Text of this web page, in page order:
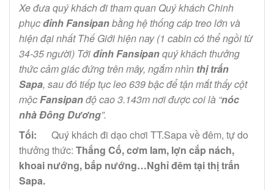
Xe đưa quý khách đi tham quan Quý khách Chinh
phụcđỉnh Fansipanbằng hệ thống cáp treo lớn và
hiện đại nhất Thế Giới hiện nay (1 cabin có thể ngồi từ
34-35 người) Tớiđỉnh Fansipanquý khách thưởng
thức cảm giác đứng trên mây, ngắm nhìn thị trấn
Sapa, sau đó tiếp tục leo 639 bậc để tận mắt thấy cột
mộcFansipanđộ cao 3.143m nơi được coi là “nóc
nhà Đông Dương”.
Tối: Quý khách đi dạo chơi TT.Sapa về đêm, tự do
thưởng thức: Thắng Cố, cơm lam, lợn cắp nách,
khoai nướng, bắp nướng…Nghỉ đêm tại thị trấn
Sapa.